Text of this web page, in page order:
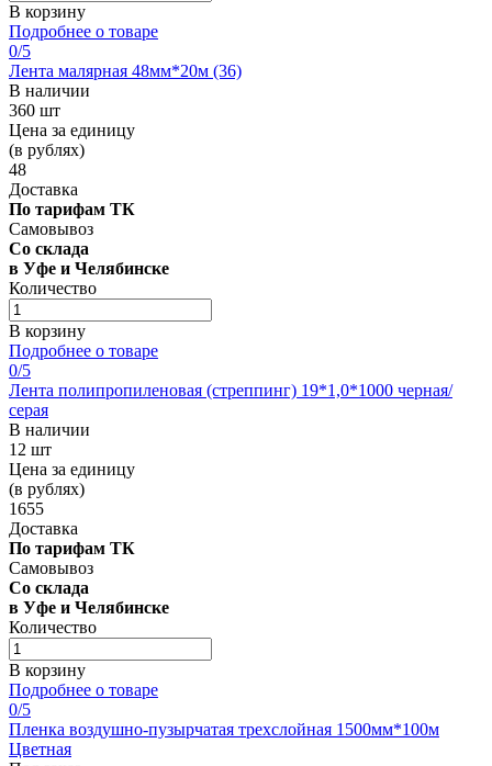
В корзину
Подробнее о товаре
0/5
Лента малярная 48мм*20м (36)
В наличии
360 шт
Цена за единицу
(в рублях)
48
Доставка
По тарифам ТК
Самовывоз
Со склада
в Уфе и Челябинске
Количество
В корзину
Подробнее о товаре
0/5
Лента полипропиленовая (стреппинг) 19*1,0*1000 черная/
серая
В наличии
12 шт
Цена за единицу
(в рублях)
1655
Доставка
По тарифам ТК
Самовывоз
Со склада
в Уфе и Челябинске
Количество
В корзину
Подробнее о товаре
0/5
Пленка воздушно-пузырчатая трехслойная 1500мм*100м
Цветная